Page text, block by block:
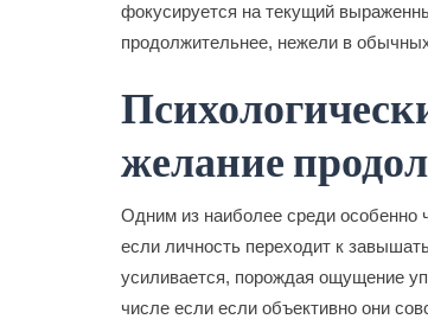
фокусируется на текущий
продолжительнее, нежели в
желание
Одним из наиболее среди особенно
если личность переходит к
усиливается, порождая ощущение
числе если если объективно они